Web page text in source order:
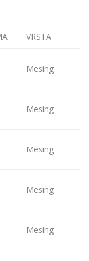
VRSTA
Mesing
Mesing
Mesing
Mesing
Mesing